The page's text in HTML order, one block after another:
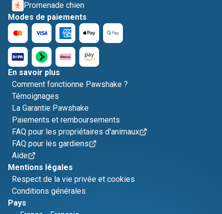
Promenade chien
Modes de paiements
En savoir plus
Comment fonctionne Pawshake ?
Témoignages
La Garantie Pawshake
Paiements et remboursements
FAQ pour les propriétaires d'animaux
FAQ pour les gardiens
Aide
Mentions légales
Respect de la vie privée et cookies
Conditions générales
Pays